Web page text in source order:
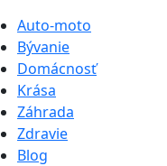
Auto-moto
Bývanie
Domácnosť
Krása
Záhrada
Zdravie
Blog